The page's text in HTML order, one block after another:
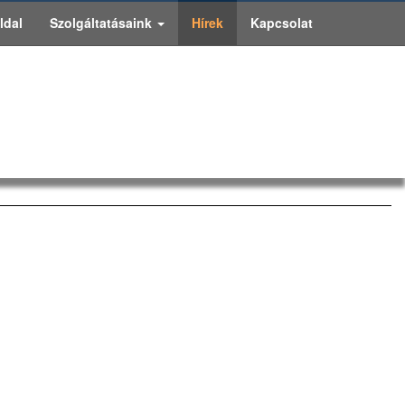
Szolgáltatásaink Hírek Kapcsolat